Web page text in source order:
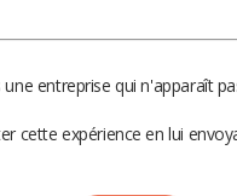
entreprise qui n'apparaît
cette expérience en lui